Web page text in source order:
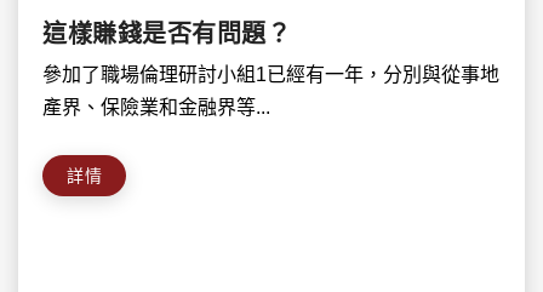
這樣賺錢是否有問題？
參加了職場倫理研討小組1已經有一年，分別與從事地
產界、保險業和金融界等...
詳情